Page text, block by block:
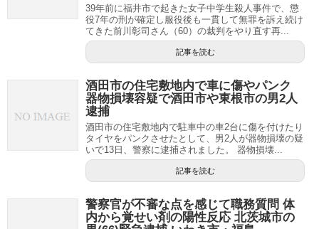
39年前に福井市で起きた女子中学生殺人事件で、懲
役7年の刑が確定し服役後も一貫して無罪を訴え続け
てきた前川彰司さん（60）の裁判をやり直す再...
記事を読む
酒田市の住宅敷地内で車に傷やパンク
器物損壊容疑で酒田市や東根市の男2人
逮捕
酒田市の住宅敷地内で駐車中の車2台に傷を付けたり
タイヤをパンクさせたとして、男2人が器物損壊の疑
いで13日、警察に逮捕されました。 器物損壊...
記事を読む
警察官が不審な点を感じて職務質問 体
内から覚せい剤の陽性反応 北茨城市の